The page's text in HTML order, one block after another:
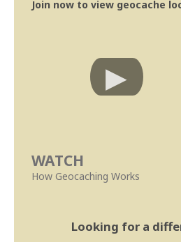
Join now to view geocache
WATCH
How Geocaching Works
Looking for a